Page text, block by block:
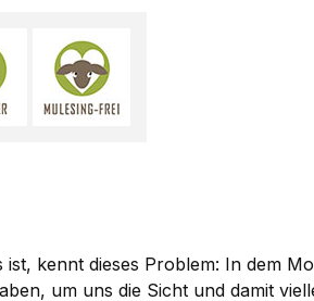
kennt dieses Problem: In dem
um uns die Sicht und damit